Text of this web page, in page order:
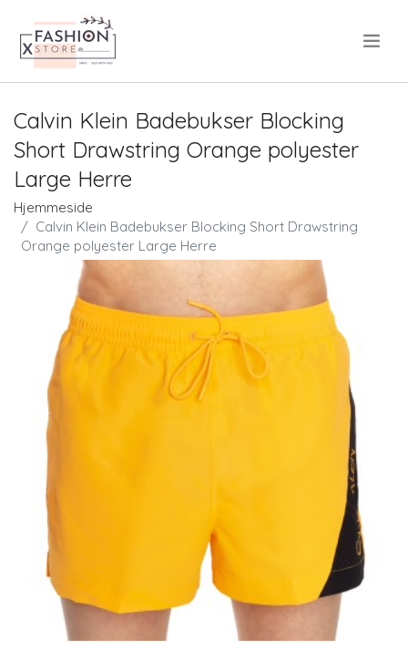
Calvin Klein Badebukser Blocking
Short Drawstring Orange polyester
Large Herre
Hjemmeside
Calvin Klein Badebukser Blocking Short Drawstring
Orange polyester Large Herre